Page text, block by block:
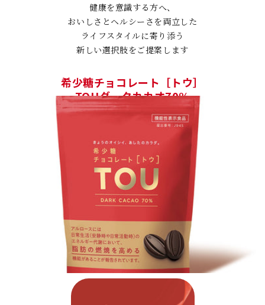
健康を意識する方へ、
おいしさとヘルシーさを両立した
ライフスタイルに寄り添う
新しい選択肢をご提案します
希少糖チョコレート［トウ］
TOUダークカカオ70%